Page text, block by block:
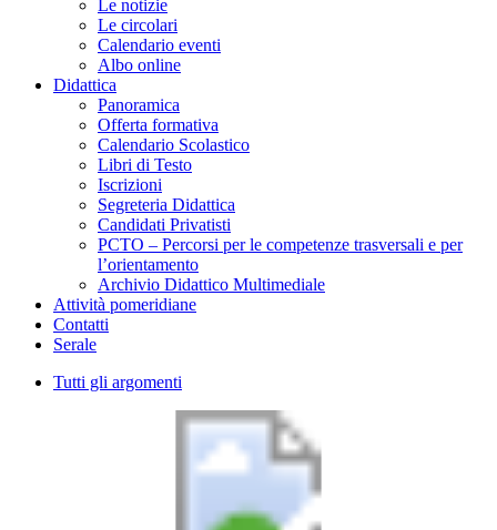
Le notizie
Le circolari
Calendario eventi
Albo online
Didattica
Panoramica
Offerta formativa
Calendario Scolastico
Libri di Testo
Iscrizioni
Segreteria Didattica
Candidati Privatisti
PCTO – Percorsi per le competenze trasversali e per
l’orientamento
Archivio Didattico Multimediale
Attività pomeridiane
Contatti
Serale
Tutti gli argomenti